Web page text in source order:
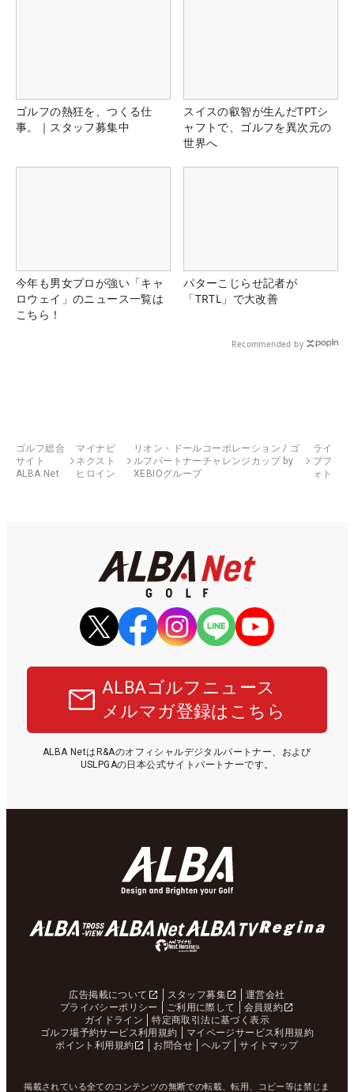
ゴルフの熱狂を、つくる仕
事。｜スタッフ募集中
スイスの叡智が生んだTPTシ
ャフトで、ゴルフを異次元の
世界へ
今年も男女プロが強い「キャ
ロウェイ」のニュース一覧は
こちら！
パターこじらせ記者が
「TRTL」で大改善
Recommended by
ゴルフ総合
サイト
ALBA Net
マイナビ
ネクスト
ヒロイン
リオン・ドールコーポレーション / ゴ
ルフパートナーチャレンジカップ by
XEBIOグループ
ライ
ブフ
ォト
ALBAゴルフニュース
メルマガ登録はこちら
ALBA NetはR&Aのオフィシャルデジタルパートナー、および
USLPGAの日本公式サイトパートナーです。
広告掲載について スタッフ募集
運営会社
プライバシーポリシー
ご利用に際して
会員規約
ガイドライン
特定商取引法に基づく表示
ゴルフ場予約サービス利用規約
マイページサービス利用規約
ポイント利用規約
お問合せ ヘルプ サイトマップ
掲載されている全てのコンテンツの無断での転載、転用、コピー等は禁じま